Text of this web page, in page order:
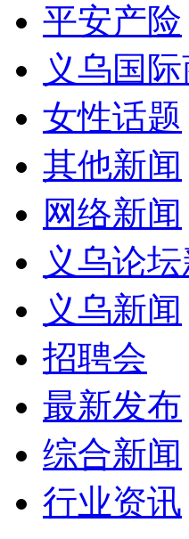
平安产险
义乌国
女性话题
其他新闻
网络新闻
义乌论
义乌新闻
招聘会
最新发布
综合新闻
行业资讯